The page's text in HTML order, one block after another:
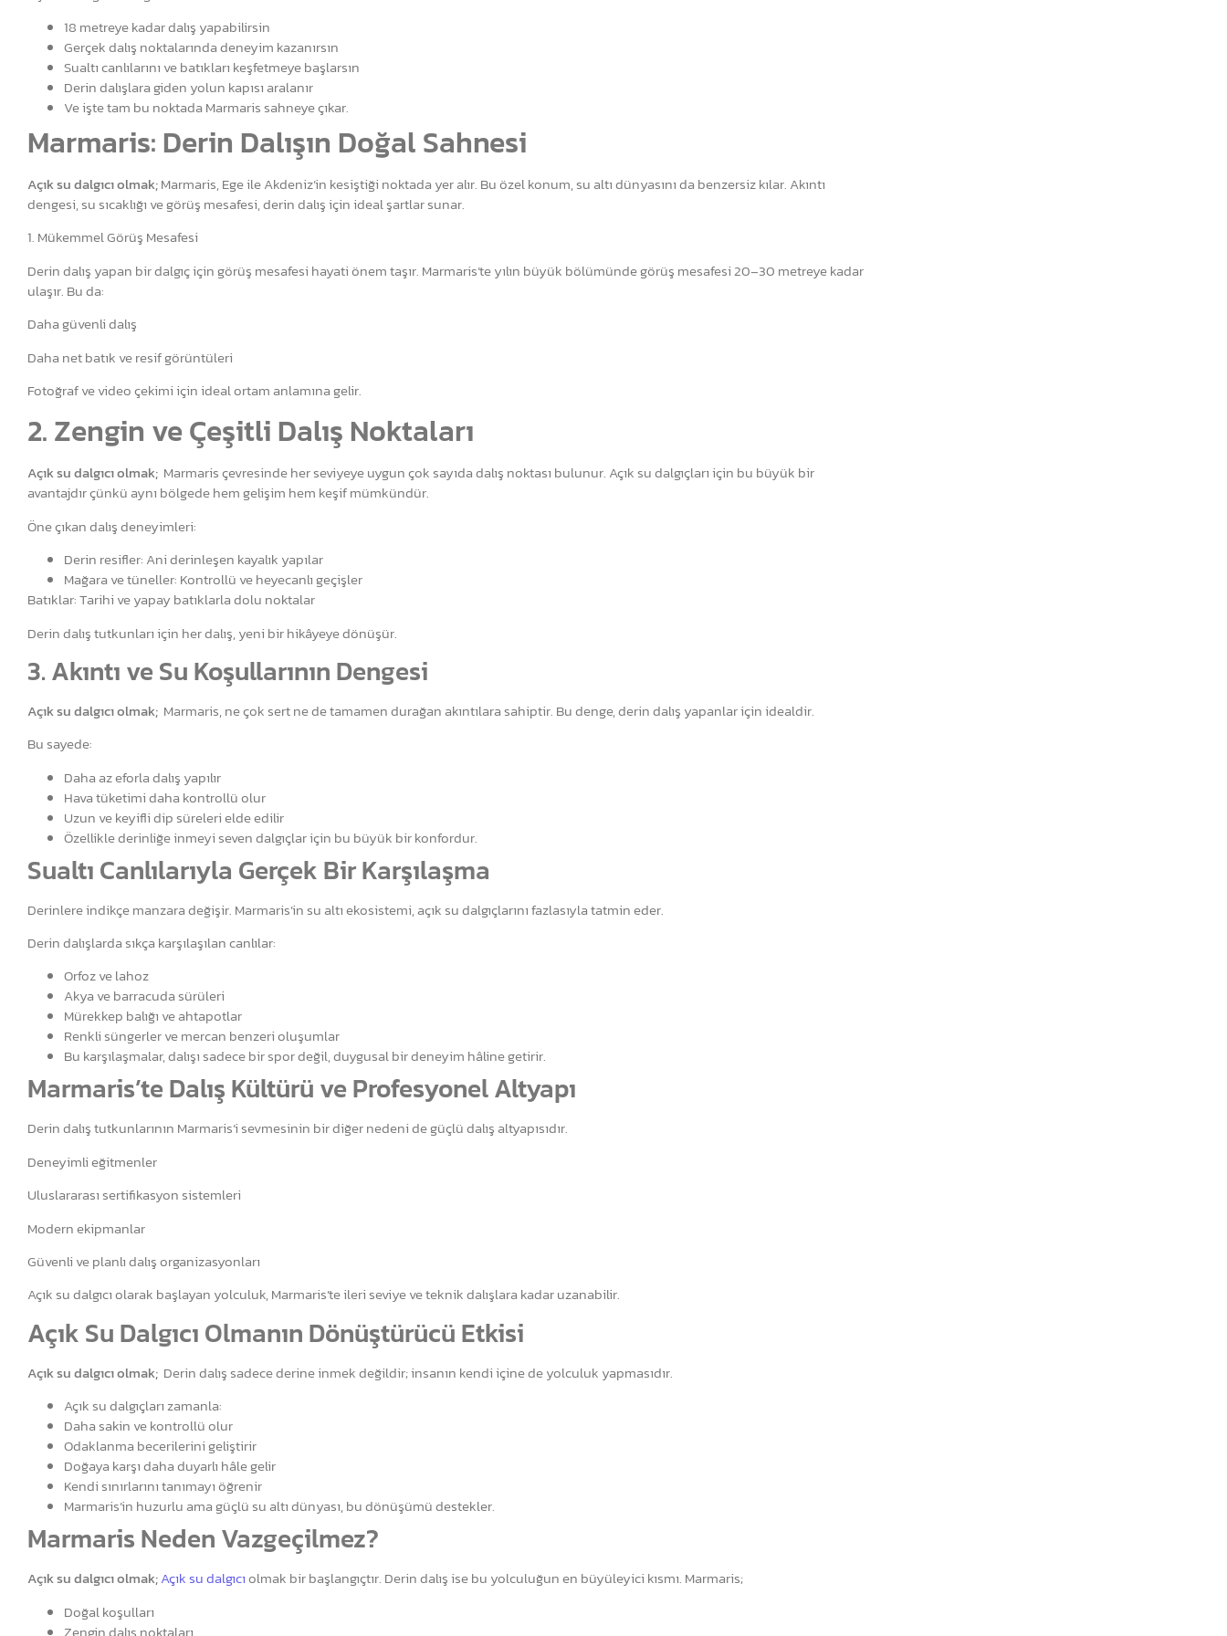
18 metreye kadar dalış yapabilirsin
Gerçek dalış noktalarında deneyim kazanırsın
Sualtı canlılarını ve batıkları keşfetmeye başlarsın
Derin dalışlara giden yolun kapısı aralanır
Ve işte tam bu noktada Marmaris sahneye çıkar.
Marmaris: Derin Dalışın Doğal Sahnesi
Açık su dalgıcı olmak;Marmaris, Ege ile Akdeniz’in kesiştiği noktada yer alır. Bu özel konum, su altı dünyasını da benzersiz kılar. Akıntı
dengesi, su sıcaklığı ve görüş mesafesi, derin dalış için ideal şartlar sunar.
1. Mükemmel Görüş Mesafesi
Derin dalış yapan bir dalgıç için görüş mesafesi hayati önem taşır. Marmaris’te yılın büyük bölümünde görüş mesafesi 20–30 metreye kadar
ulaşır. Bu da:
Daha güvenli dalış
Daha net batık ve resif görüntüleri
Fotoğraf ve video çekimi için ideal ortam anlamına gelir.
2. Zengin ve Çeşitli Dalış Noktaları
Açık su dalgıcı olmak; Marmaris çevresinde her seviyeye uygun çok sayıda dalış noktası bulunur. Açık su dalgıçları için bu büyük bir
avantajdır çünkü aynı bölgede hem gelişim hem keşif mümkündür.
Öne çıkan dalış deneyimleri:
Derin resifler: Ani derinleşen kayalık yapılar
Mağara ve tüneller: Kontrollü ve heyecanlı geçişler
Batıklar: Tarihi ve yapay batıklarla dolu noktalar
Derin dalış tutkunları için her dalış, yeni bir hikâyeye dönüşür.
3. Akıntı ve Su Koşullarının Dengesi
Açık su dalgıcı olmak; Marmaris, ne çok sert ne de tamamen durağan akıntılara sahiptir. Bu denge, derin dalış yapanlar için idealdir.
Bu sayede:
Daha az eforla dalış yapılır
Hava tüketimi daha kontrollü olur
Uzun ve keyifli dip süreleri elde edilir
Özellikle derinliğe inmeyi seven dalgıçlar için bu büyük bir konfordur.
Sualtı Canlılarıyla Gerçek Bir Karşılaşma
Derinlere indikçe manzara değişir. Marmaris’in su altı ekosistemi, açık su dalgıçlarını fazlasıyla tatmin eder.
Derin dalışlarda sıkça karşılaşılan canlılar:
Orfoz ve lahoz
Akya ve barracuda sürüleri
Mürekkep balığı ve ahtapotlar
Renkli süngerler ve mercan benzeri oluşumlar
Bu karşılaşmalar, dalışı sadece bir spor değil, duygusal bir deneyim hâline getirir.
Marmaris’te Dalış Kültürü ve Profesyonel Altyapı
Derin dalış tutkunlarının Marmaris’i sevmesinin bir diğer nedeni de güçlü dalış altyapısıdır.
Deneyimli eğitmenler
Uluslararası sertifikasyon sistemleri
Modern ekipmanlar
Güvenli ve planlı dalış organizasyonları
Açık su dalgıcı olarak başlayan yolculuk, Marmaris’te ileri seviye ve teknik dalışlara kadar uzanabilir.
Açık Su Dalgıcı Olmanın Dönüştürücü Etkisi
Açık su dalgıcı olmak; Derin dalış sadece derine inmek değildir; insanın kendi içine de yolculuk yapmasıdır.
Açık su dalgıçları zamanla:
Daha sakin ve kontrollü olur
Odaklanma becerilerini geliştirir
Doğaya karşı daha duyarlı hâle gelir
Kendi sınırlarını tanımayı öğrenir
Marmaris’in huzurlu ama güçlü su altı dünyası, bu dönüşümü destekler.
Marmaris Neden Vazgeçilmez?
Açık su dalgıcı olmak;Açık su dalgıcıolmak bir başlangıçtır. Derin dalış ise bu yolculuğun en büyüleyici kısmı. Marmaris;
Doğal koşulları
Zengin dalış noktaları